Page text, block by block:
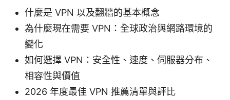
什麼是 VPN 以及翻牆的基本概念
為什麼現在需要 VPN：全球政治與網路環境的
變化
如何選擇 VPN：安全性、速度、伺服器分布、
相容性與價值
2026 年度最佳 VPN 推薦清單與評比